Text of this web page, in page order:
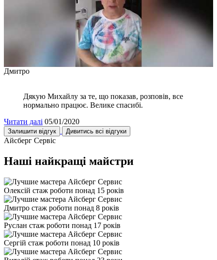
Дмитро
Дякую Михайлу за те, що показав, розповів, все
нормально працює. Велике спасибі.
Читати далі 05/01/2020
Залишити відгук Дивитись всі відгуки
Айсберг Сервіс
Наші найкращі майстри
Олексій стаж роботи понад 15 років
Дмитро стаж роботи понад 8 років
Руслан стаж роботи понад 17 років
Сергій стаж роботи понад 10 років